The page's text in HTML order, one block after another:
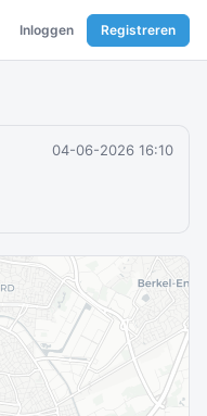
Inloggen Registreren
04-06-2026 16:10